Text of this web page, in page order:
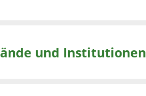
und Institutionen